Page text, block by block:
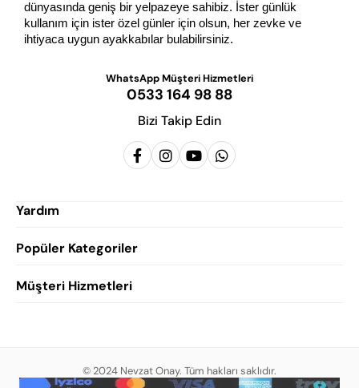
dünyasında geniş bir yelpazeye sahibiz. İster günlük
kullanım için ister özel günler için olsun, her zevke ve
ihtiyaca uygun ayakkabılar bulabilirsiniz.
WhatsApp Müşteri Hizmetleri
0533 164 98 88
Bizi Takip Edin
Yardım
Hakkımızda
Popüler Kategoriler
Erkek Klasik Ayakkabı
Erkek Günlük Ayakkabı
Müşteri Hizmetleri
Mesafeli Satış Sözleşmesi
© 2024 Nevzat Onay. Tüm hakları saklıdır.